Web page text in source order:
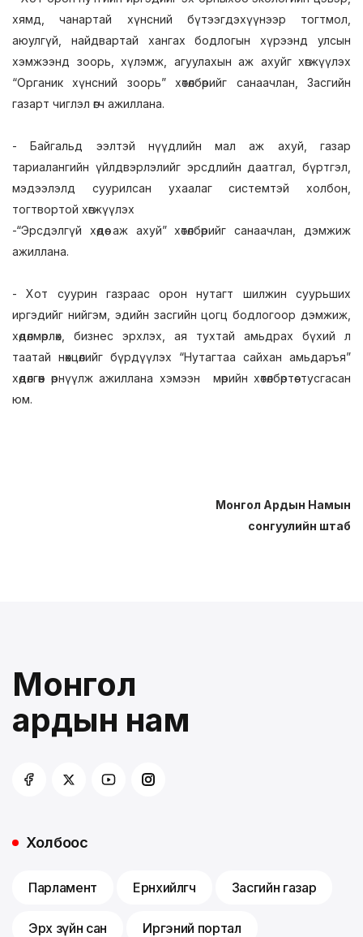
хямд, чанартай хүнсний бүтээгдэхүүнээр тогтмол,
аюулгүй, найдвартай хангах бодлогын хүрээнд улсын
хэмжээнд зоорь, хүлэмж, агуулахын аж ахуйг хөгжүүлэх
“Органик хүнсний зоорь” хөтөлбөрийг санаачлан, Засгийн
газарт чиглэл өгч ажиллана.
- Байгальд ээлтэй нүүдлийн мал аж ахуй, газар
тариалангийн үйлдвэрлэлийг эрсдлийн даатгал, бүртгэл,
мэдээлэлд суурилсан ухаалаг системтэй холбон,
тогтвортой хөгжүүлэх
-“Эрсдэлгүй хөдөө аж ахуй” хөтөлбөрийг санаачлан, дэмжиж
ажиллана.
- Хот суурин газраас орон нутагт шилжин суурьших
иргэдийг нийгэм, эдийн засгийн цогц бодлогоор дэмжиж,
хөдөлмөрлөх, бизнес эрхлэх, ая тухтай амьдрах бүхий л
таатай нөхцөлийг бүрдүүлэх “Нутагтаа сайхан амьдаръя”
хөдөлгөөн өрнүүлж ажиллана хэмээн мөрийн хөтөлбөртөө тусгасан
юм.
Монгол Ардын Намын
сонгуулийн штаб
Монгол
ардын нам
Холбоос
Парламент Ерөнхийлөгч Засгийн газар
Эрх зүйн сан Иргэний портал